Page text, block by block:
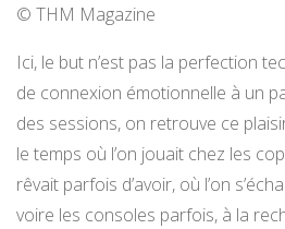
© THM Magazine
Ici, le but n’est pas la perfection
de connexion émotionnelle à un
des sessions, on retrouve ce
le temps où l’on jouait chez les
rêvait parfois d’avoir, où l’on
voire les consoles parfois, à la